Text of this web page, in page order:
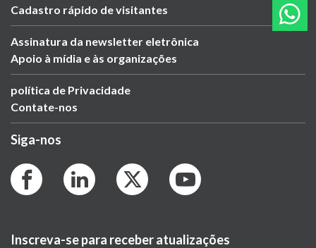
Cadastro rápido de visitantes
Assinatura da newsletter eletrônica
Apoio à mídia e às organizações
política de Privacidade
Contate-nos
Siga-nos
Inscreva-se para receber atualizações